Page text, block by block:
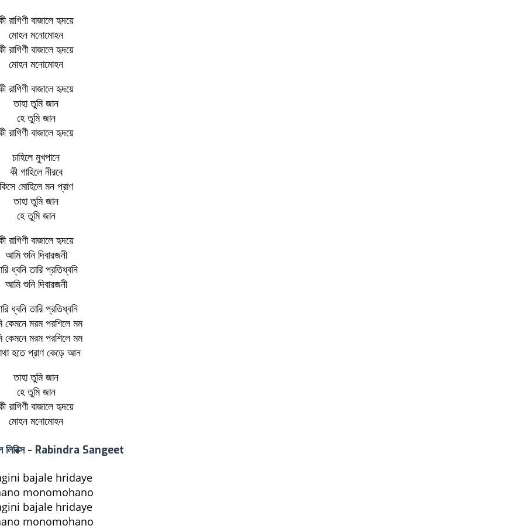
রাগিণী বাজালে হৃদয়ে
মোহন মনোমোহন
রাগিণী বাজালে হৃদয়ে
মোহন মনোমোহন
রাগিণী বাজালে হৃদয়ে
তাহা তুমি জান
হে তুমি জান
রাগিণী বাজালে হৃদয়ে
চাহিলে মুখপানে
কী গাহিলে নীরবে
মোহিলে মন প্রাণ
তাহা তুমি জান
হে তুমি জান
রাগিণী বাজালে হৃদয়ে
আমি শুনি দিবারজনী
ধ্বনি তারি প্রতিধ্বনি
আমি শুনি দিবারজনী
ধ্বনি তারি প্রতিধ্বনি
কেমনে মরম পরশিলে মম
কেমনে মরম পরশিলে মম
হতে প্রাণ কেড়ে আন
তাহা তুমি জান
হে তুমি জান
রাগিণী বাজালে হৃদয়ে
মোহন মনোমোহন
লিরিক্স - Rabindra Sangeet
bajale hridaye
monomohano
bajale hridaye
monomohano